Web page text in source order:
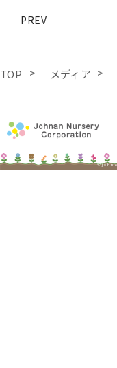
PREV
TOP メディア